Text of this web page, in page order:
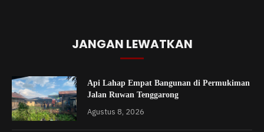
JANGAN LEWATKAN
Api Lahap Empat Bangunan di Permukiman
Jalan Ruwan Tenggarong
Agustus 8, 2026